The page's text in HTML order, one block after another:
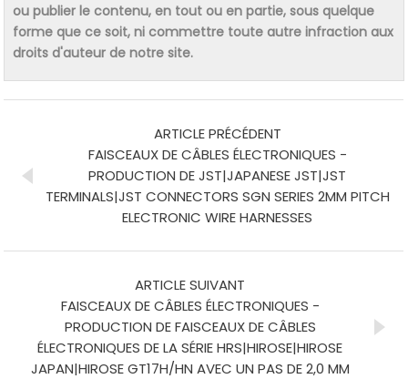
ou publier le contenu, en tout ou en partie, sous quelque
forme que ce soit, ni commettre toute autre infraction aux
droits d'auteur de notre site.
ARTICLE PRÉCÉDENT
FAISCEAUX DE CÂBLES ÉLECTRONIQUES -
PRODUCTION DE JST|JAPANESE JST|JST
TERMINALS|JST CONNECTORS SGN SERIES 2MM PITCH
ELECTRONIC WIRE HARNESSES
ARTICLE SUIVANT
FAISCEAUX DE CÂBLES ÉLECTRONIQUES -
PRODUCTION DE FAISCEAUX DE CÂBLES
ÉLECTRONIQUES DE LA SÉRIE HRS|HIROSE|HIROSE
JAPAN|HIROSE GT17H/HN AVEC UN PAS DE 2,0 MM